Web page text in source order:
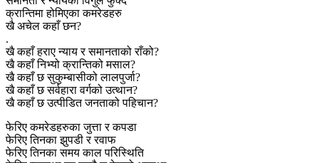
क्रान्तिमा होमिएका कमरेडहरु
खै अचेल कहाँ छन?
.
खै कहाँ हराए न्याय र समानताको राँको?
खै कहाँ निभ्यो क्रान्तिको मसाल?
खै कहाँ छ सुकुम्बासीको लालपुर्जा?
खै कहाँ छ सर्वहारा वर्गको उत्थान?
खै कहाँ छ उत्पीडित जनताको पहिचान?
फेरिए कमरेडहरुका जुत्ता र कपडा
फेरिए तिनका झुपडी र रवाफ
फेरिए तिनका समय काल परिस्थिति